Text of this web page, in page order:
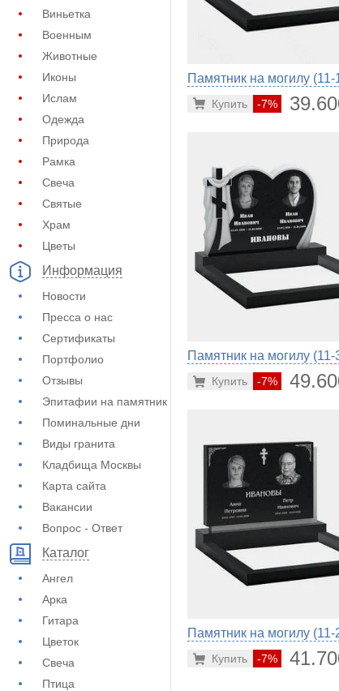
Виньетка
Военным
Животные
Иконы
Ислам
Одежда
Природа
Рамка
Свеча
Святые
Храм
Цветы
Информация
Новости
Пресса о нас
Сертификаты
Портфолио
Отзывы
Эпитафии на памятник
Поминальные дни
Виды гранита
Кладбища Москвы
Карта сайта
Вакансии
Вопрос - Ответ
Каталог
Ангел
Арка
Гитара
Цветок
Свеча
Птица
Памятник на могилу (11-
-7%
Купить
Памятник на могилу (11-
-7%
Купить
Памятник на могилу (11-
-7%
Купить